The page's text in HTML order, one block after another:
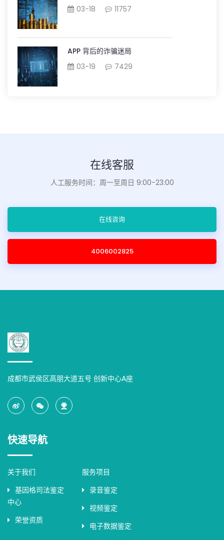
03-18
11757
APP 背后的诈骗迷局
03-19
7429
在线客服
人工服务时间：周一至周日 9:00-23:00
在线咨询
4006002825
成都市武侯区高朋大道五号 创新中心A座
快速导航
关于我们
基因格司法鉴定
中心
荣誉资质
服务项目
录音鉴定
视频鉴定
电子数据鉴定